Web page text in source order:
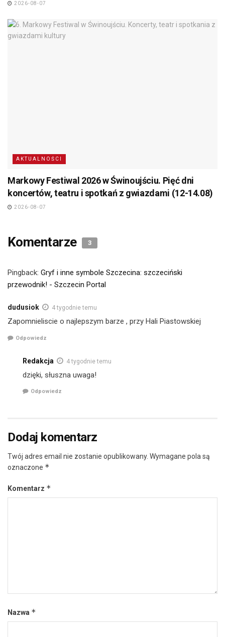
2026-08-07
AKTUALNOŚCI
Markowy Festiwal 2026 w Świnoujściu. Pięć dni
koncertów, teatru i spotkań z gwiazdami (12-14.08)
2026-08-07
Komentarze 3
Pingback: Gryf i inne symbole Szczecina: szczeciński
przewodnik! - Szczecin Portal
dudusiok 4 tygodnie temu
Zapomnieliscie o najlepszym barze , przy Hali Piastowskiej
Odpowiedz
Redakcja 4 tygodnie temu
dzięki, słuszna uwaga!
Odpowiedz
Dodaj komentarz
Twój adres email nie zostanie opublikowany. Wymagane pola są
oznaczone *
Komentarz *
Nazwa *